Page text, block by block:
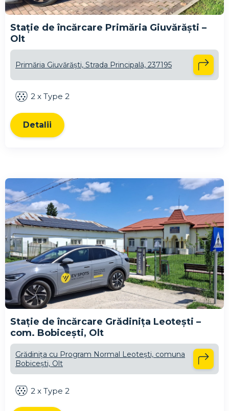
Stație de încărcare Primăria Giuvărăști –
Olt
Primăria Giuvărăști, Strada Principală, 237195
2 x Type 2
Detalii
Stație de încărcare Grădinița Leotești –
com. Bobicești, Olt
Grădinița cu Program Normal Leotești, comuna
Bobicești, Olt
2 x Type 2